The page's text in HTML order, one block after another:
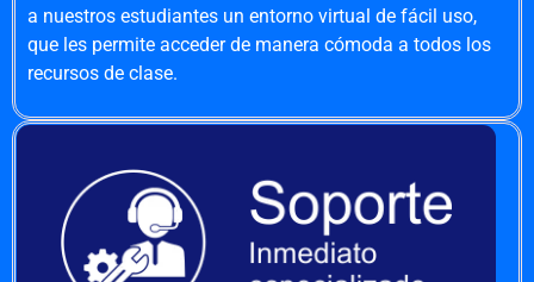
a nuestros estudiantes un entorno virtual de fácil uso,
que les permite acceder de manera cómoda a todos los
recursos de clase.